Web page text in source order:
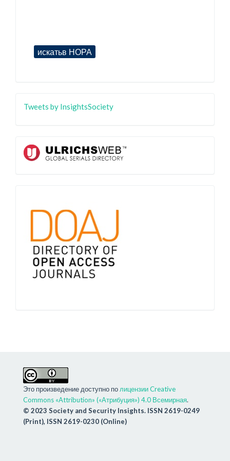
Tweets by InsightsSociety
Это произведение доступно по лицензии Creative
Commons «Attribution» («Атрибуция») 4.0 Всемирная.
© 2023 Society and Security Insights. ISSN 2619-0249
(Print), ISSN 2619-0230 (Online)